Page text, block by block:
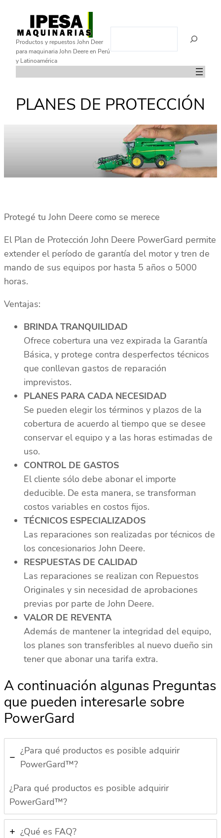
contenido
Productos y repuestos John Deer
para maquinaria John Deere en Perú
y Latinoamérica
PLANES DE PROTECCIÓN
Protegé tu John Deere como se merece
El Plan de Protección John Deere PowerGard permite
extender el período de garantía del motor y tren de
mando de sus equipos por hasta 5 años o 5000
horas.
Ventajas:
BRINDA TRANQUILIDAD
Ofrece cobertura una vez expirada la Garantía
Básica, y protege contra desperfectos técnicos
que conllevan gastos de reparación
imprevistos.
PLANES PARA CADA NECESIDAD
Se pueden elegir los términos y plazos de la
cobertura de acuerdo al tiempo que se desee
conservar el equipo y a las horas estimadas de
uso.
CONTROL DE GASTOS
El cliente sólo debe abonar el importe
deducible. De esta manera, se transforman
costos variables en costos fijos.
TÉCNICOS ESPECIALIZADOS
Las reparaciones son realizadas por técnicos de
los concesionarios John Deere.
RESPUESTAS DE CALIDAD
Las reparaciones se realizan con Repuestos
Originales y sin necesidad de aprobaciones
previas por parte de John Deere.
VALOR DE REVENTA
Además de mantener la integridad del equipo,
los planes son transferibles al nuevo dueño sin
tener que abonar una tarifa extra.
A continuación algunas Preguntas
que pueden interesarle sobre
PowerGard
¿Para qué productos es posible adquirir
PowerGard™?
¿Para qué productos es posible adquirir
PowerGard™?
¿Qué es FAQ?